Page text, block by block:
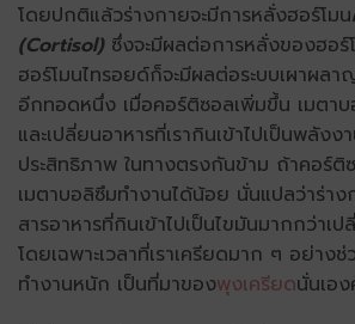
โดยปกติแล้วร่างกายจะมีการหลั่งฮอร์โมน
(Cortisol)ซึ่งจะมีผลต่อการหลั่งของฮอร์
ฮอร์โมนไทรอยด์ก็จะมีผลต่อระบบเผาผล
อีกทอดหนึ่ง เมื่อคอร์ติซอลเพิ่มขึ้น เมตาบ
และเปลี่ยนอาหารที่เรากินเข้าไปเป็นพลัง
ประสิทธิภาพ ในทางตรงกันข้าม ถ้าคอร์ติ
เมตาบอลิซึมทำงานได้น้อย นั่นแปลว่าร่าง
สารอาหารที่กินเข้าไปเป็นไขมันมากกว่าเ
โดยเฉพาะเวลาที่เราเครียดมาก ๆ อย่าง
ทำงานหนัก เป็นที่มาของพุงเครียดนั่นเอง